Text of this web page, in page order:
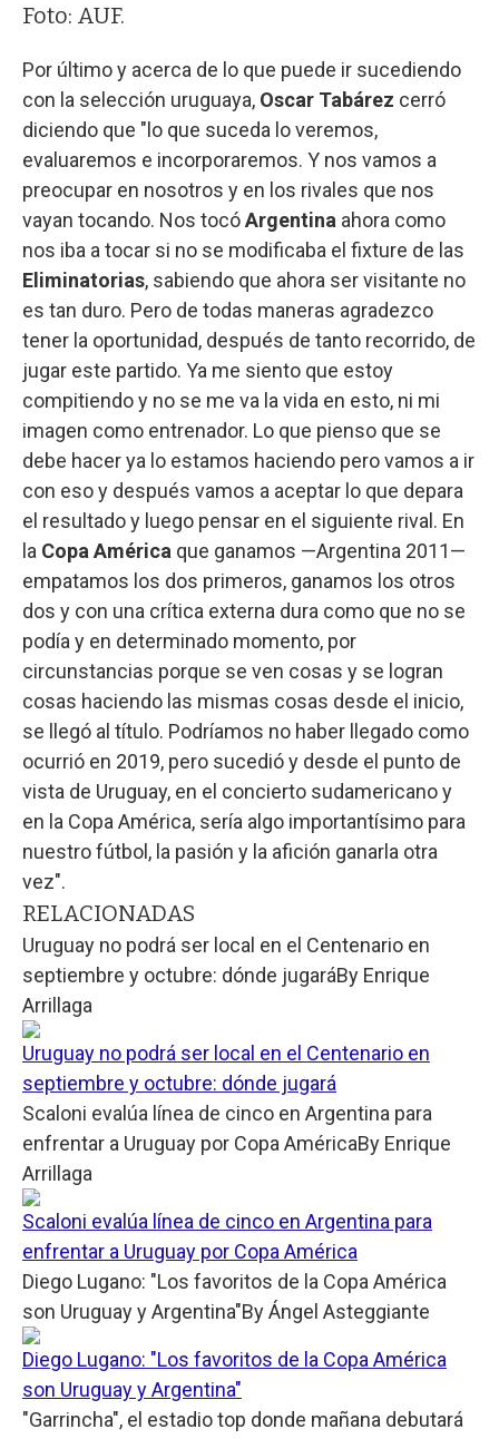
Foto: AUF.
Por último y acerca de lo que puede ir sucediendo
con la selección uruguaya, Oscar Tabárez cerró
diciendo que "lo que suceda lo veremos,
evaluaremos e incorporaremos. Y nos vamos a
preocupar en nosotros y en los rivales que nos
vayan tocando. Nos tocóArgentina ahora como
nos iba a tocar si no se modificaba el fixture de las
Eliminatorias, sabiendo que ahora ser visitante no
es tan duro. Pero de todas maneras agradezco
tener la oportunidad, después de tanto recorrido, de
jugar este partido. Ya me siento que estoy
compitiendo y no se me va la vida en esto, ni mi
imagen como entrenador. Lo que pienso que se
debe hacer ya lo estamos haciendo pero vamos a ir
con eso y después vamos a aceptar lo que depara
el resultado y luego pensar en el siguiente rival. En
la Copa América que ganamos —Argentina 2011—
empatamos los dos primeros, ganamos los otros
dos y con una crítica externa dura como que no se
podía y en determinado momento, por
circunstancias porque se ven cosas y se logran
cosas haciendo las mismas cosas desde el inicio,
se llegó al título. Podríamos no haber llegado como
ocurrió en 2019, pero sucedió y desde el punto de
vista de Uruguay, en el concierto sudamericano y
en la Copa América, sería algo importantísimo para
nuestro fútbol, la pasión y la afición ganarla otra
vez".
RELACIONADAS
Uruguay no podrá ser local en el Centenario en
septiembre y octubre: dónde jugaráBy Enrique
Arrillaga
Uruguay no podrá ser local en el Centenario en
septiembre y octubre: dónde jugará
Scaloni evalúa línea de cinco en Argentina para
enfrentar a Uruguay por Copa AméricaBy Enrique
Arrillaga
Scaloni evalúa línea de cinco en Argentina para
enfrentar a Uruguay por Copa América
Diego Lugano: "Los favoritos de la Copa América
son Uruguay y Argentina"ByÁngel Asteggiante
Diego Lugano: "Los favoritos de la Copa América
son Uruguay y Argentina"
"Garrincha", el estadio top donde mañana debutará